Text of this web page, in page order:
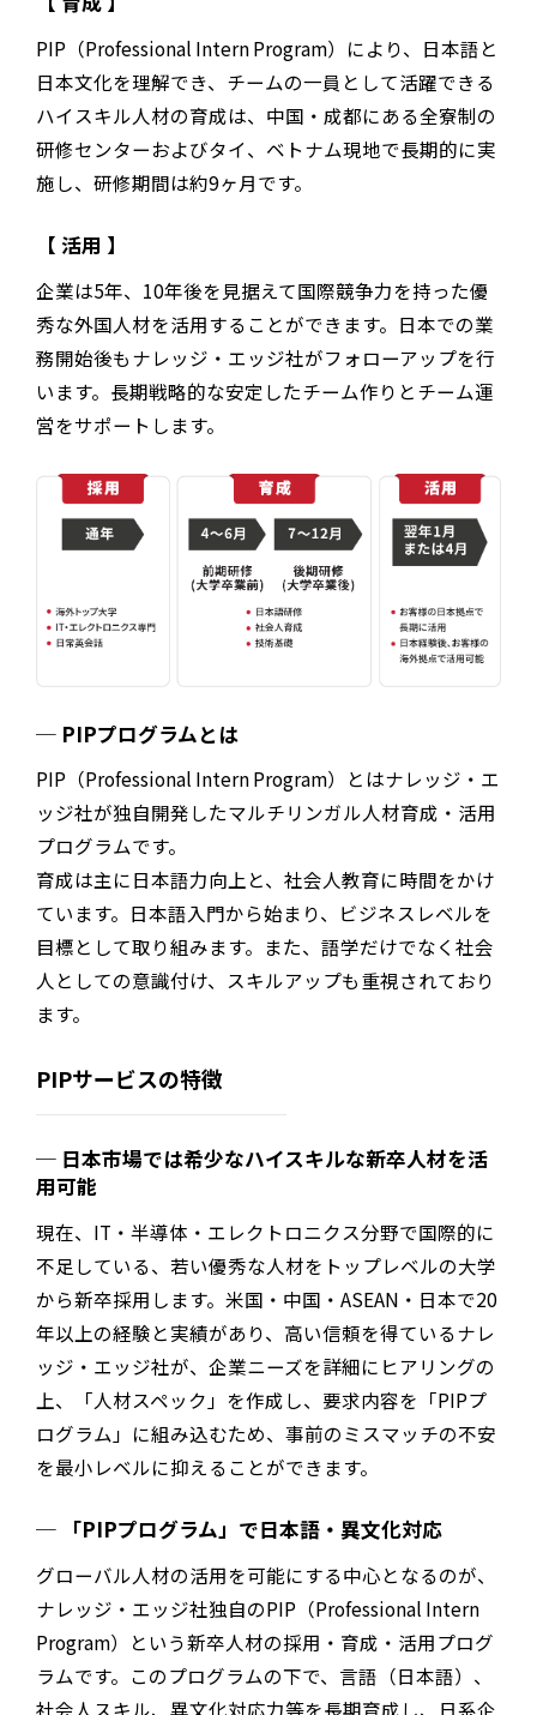
PIP（Professional Intern Program）により、日本語と
日本文化を理解でき、チームの一員として活躍できる
ハイスキル人材の育成は、中国・成都にある全寮制の
研修センターおよびタイ、ベトナム現地で長期的に実
施し、研修期間は約9ヶ月です。
【 活用 】
企業は5年、10年後を見据えて国際競争力を持った優
秀な外国人材を活用することができます。 日本での業
務開始後もナレッジ・エッジ社がフォローアップを行
います。長期戦略的な安定したチーム作りとチーム運
営をサポートします。
PIPプログラムとは
PIP（Professional Intern Program）とはナレッジ・エ
ッジ社が独自開発したマルチリンガル人材育成・活用
プログラムです。
育成は主に日本語力向上と、社会人教育に時間をかけ
ています。日本語入門から始まり、ビジネスレベルを
目標として取り組みます。また、語学だけでなく社会
人としての意識付け、スキルアップも重視されており
ます。
PIPサービスの特徴
日本市場では希少なハイスキルな新卒人材を活
用可能
現在、IT・半導体・エレクトロニクス分野で国際的に
不足している、若い優秀な人材をトップレベルの大学
から新卒採用します。米国・中国・ASEAN・日本で20
年以上の経験と実績があり、高い信頼を得ているナレ
ッジ・エッジ社が、企業ニーズを詳細にヒアリングの
上、「人材スペック」を作成し、要求内容を「PIPプ
ログラム」に組み込むため、事前のミスマッチの不安
を最小レベルに抑えることができます。
「PIPプログラム」で日本語・異文化対応
グローバル人材の活用を可能にする中心となるのが、
ナレッジ・エッジ社独自のPIP（Professional Intern
Program）という新卒人材の採用・育成・活用プログ
ラムです。このプログラムの下で、言語（日本語）、
社会人スキル、異文化対応力等を長期育成し、日系企